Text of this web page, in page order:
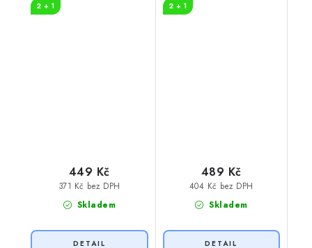
2 + 1
Skladem
371 Kč bez DPH
449 Kč
2 + 1
Skladem
404 Kč bez DPH
489 Kč